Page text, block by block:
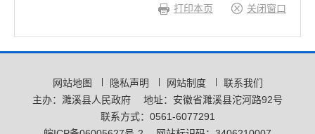
打印本页 关闭窗口
网站地图 隐私声明 网站制度
联系我们
主办：濉溪县人民政府
地址：安徽省濉溪县沱河路92号
联系方式：0561-6077291